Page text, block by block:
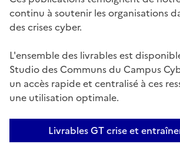
continu à soutenir les organisations
des crises cyber.
L'ensemble des livrables est
Studio des Communs du Campus
un accès rapide et centralisé à ces
une utilisation optimale.
Livrables GT crise etOuvre une